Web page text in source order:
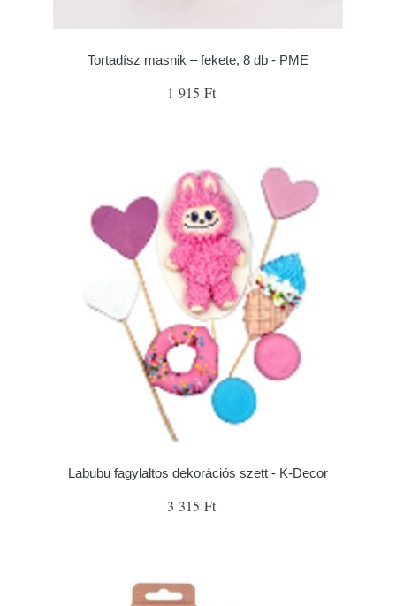
Tortadísz masnik – fekete, 8 db - PME
1 915 Ft
Labubu fagylaltos dekorációs szett - K-Decor
3 315 Ft